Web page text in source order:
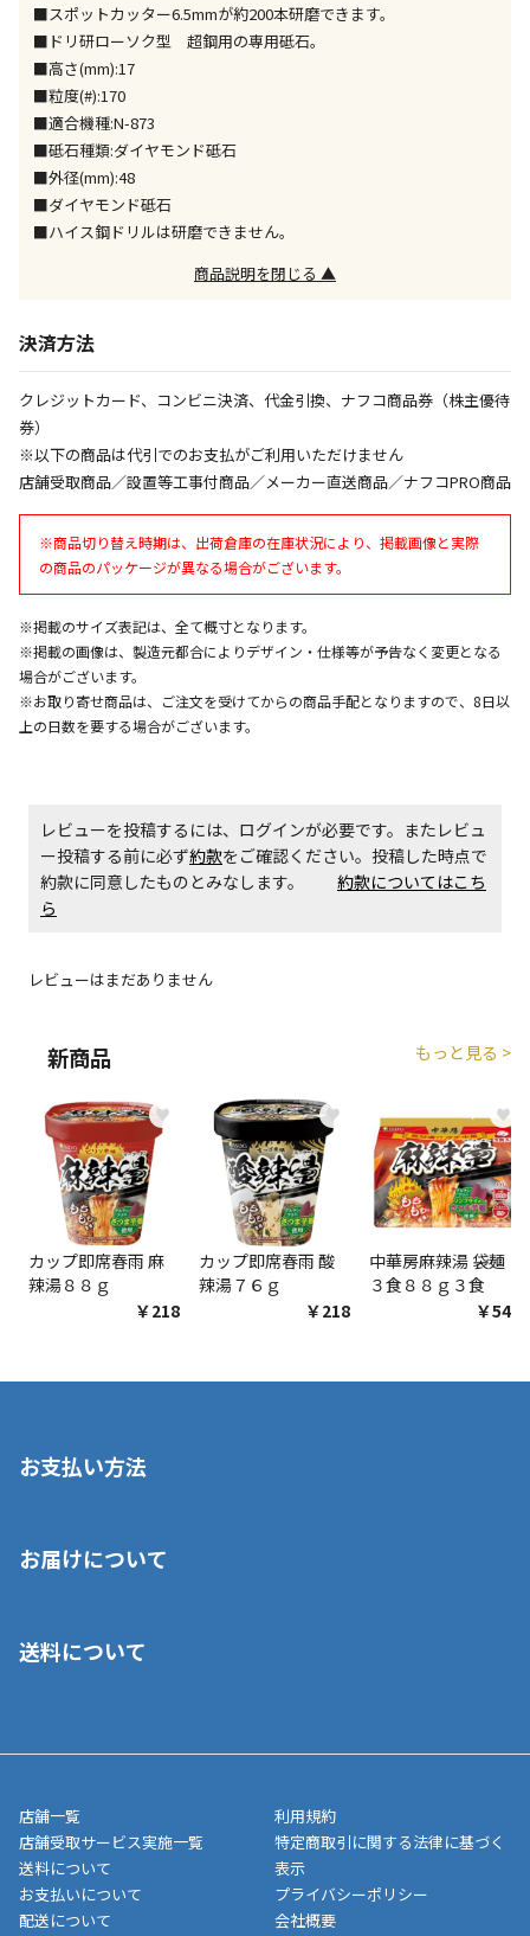
特定の店舗のみで受取ができる商品です（宅配便での
お届けができません）
※同時購入の商品は、全て同じ店舗での受取となりま
す
委託業者によりお届けする商品です
※ほか商品との同時購入はできません。お手数です
が、ご購入手続きを分けてお買い求めください
※支払い方法の代金引換は選択できません。
※電話注文はできません。
宅配のみでお届けする商品です（店舗受取は選択でき
午前9時までのご注文確定した商品については、当日に
ただし、メーカーの営業日に基づき出荷手続きを行う
ため、通常よりお時間をいただく場合がございます。
また、日曜・祝日や年末年始などの長期休業期間中
は、休業明けからの出荷対応となります。
設置工事代金も含まれた商品です
お見積商品です。金額・施工日はお打ち合わせの上、
決定となります。
エアコンの取付工事が必要な商品です。別途費用が発
商品購入個数ごとに送料がかかる商品です
■スポットカッター6.5mmが約200本研磨できます。
■ドリ研ローソク型 超鋼用の専用砥石。
■高さ(mm):17
■粒度(#):170
■適合機種:N-873
■砥石種類:ダイヤモンド砥石
■外径(mm):48
■ダイヤモンド砥石
■ハイス鋼ドリルは研磨できません。
商品説明を閉じる ▲
決済方法
クレジットカード、コンビニ決済、代金引換、ナフコ商品券（株主優待
券）
※以下の商品は代引でのお支払がご利用いただけません
店舗受取商品／設置等工事付商品／メーカー直送商品／ナフコPRO商品
※商品切り替え時期は、出荷倉庫の在庫状況により、掲載画像と実際
の商品のパッケージが異なる場合がございます。
※掲載のサイズ表記は、全て概寸となります。
※掲載の画像は、製造元都合によりデザイン・仕様等が予告なく変更となる
場合がございます。
※お取り寄せ商品は、ご注文を受けてからの商品手配となりますので、8日以
上の日数を要する場合がございます。
レビューを投稿するには、ログインが必要です。またレビュ
ー投稿する前に必ず約款をご確認ください。投稿した時点で
約款に同意したものとみなします。 約款についてはこち
ら
レビューはまだありません
新商品 もっと見る >
♥
カップ即席春雨 麻
辣湯８８ｇ
￥218
♥
カップ即席春雨 酸
辣湯７６ｇ
￥218
♥
中華房麻辣湯 袋麺
３食８８ｇ３食
￥548
お支払い方法
いいただくことはできません。ご了承ください。
■代金引換(代引)※手数料がかかります
■商品によっては一部決済方法が使用できない場合がございま
す。
お届けについて
ご注文が確認出来次第、1～4営業日に発送いたします。「お取り
業日にてお引渡しとなります。(離島などの場合、例外もあります)
メーカー直送品など一部商品については、その他商品との購入に
制限がかかる場合がございます。また発送日についても、通常と
異なる場合がございます。対象商品の説明ページをご確認くださ
い。
■店舗受取をご選択いただいた場合
送料について
店舗一覧
店舗受取サービス実施一覧
送料について
お支払いについて
配送について
利用規約
特定商取引に関する法律に基づく
表示
プライバシーポリシー
会社概要